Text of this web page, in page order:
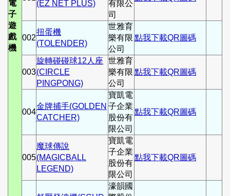
電
子
遊
戲
機
(EZ NET PLUS)
有限公
司
002
扭蛋機
(TOLENDER)
世雅育
樂有限
公司
點我下載QR圖碼
003
旋轉碰碰球12人座
(CIRCLE
PINGPONG)
世雅育
樂有限
公司
點我下載QR圖碼
004
金牌捕手(GOLDEN
CATCHER)
寶凱電
子企業
股份有
限公司
點我下載QR圖碼
005
魔球傳說
(MAGICBALL
LEGEND)
寶凱電
子企業
股份有
限公司
點我下載QR圖碼
濠韻國